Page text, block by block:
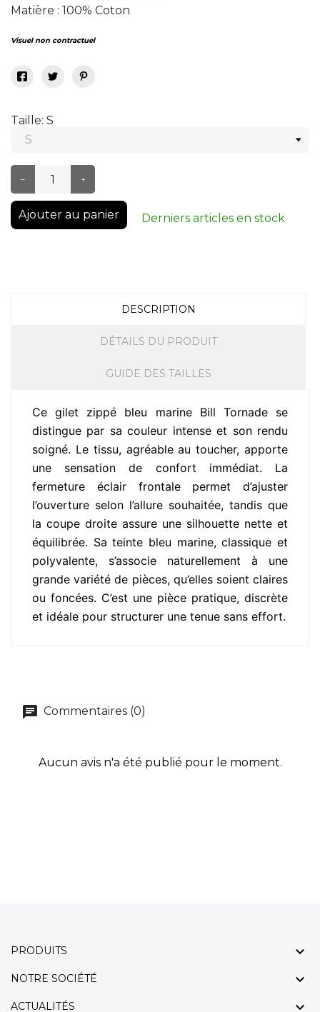
Matière : 100% Coton
Visuel non contractuel
Taille: S
– +
Ajouter au panier Derniers articles en stock
DESCRIPTION
DÉTAILS DU PRODUIT
GUIDE DES TAILLES
Ce gilet zippé bleu marine Bill Tornade se
distingue par sa couleur intense et son rendu
soigné. Le tissu, agréable au toucher, apporte
une sensation de confort immédiat. La
fermeture éclair frontale permet d’ajuster
l’ouverture selon l’allure souhaitée, tandis que
la coupe droite assure une silhouette nette et
équilibrée. Sa teinte bleu marine, classique et
polyvalente, s’associe naturellement à une
grande variété de pièces, qu’elles soient claires
ou foncées. C’est une pièce pratique, discrète
et idéale pour structurer une tenue sans effort.
Commentaires (0)
Aucun avis n'a été publié pour le moment.
PRODUITS 
NOTRE SOCIÉTÉ 
ACTUALITÉS 